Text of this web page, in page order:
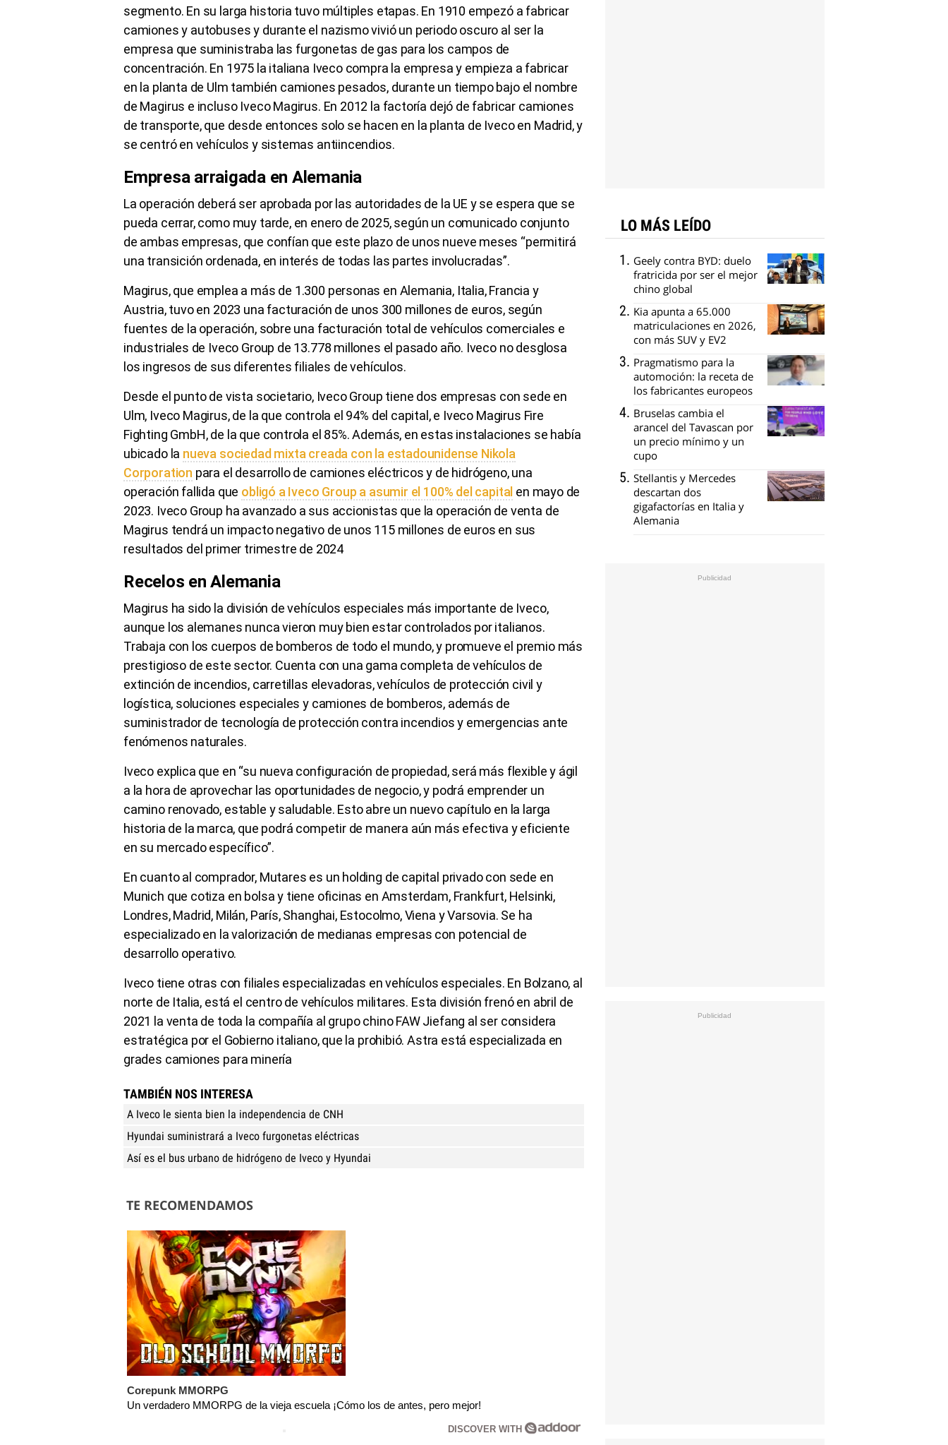
segmento. En su larga historia tuvo múltiples etapas. En 1910 empezó a fabricar
camiones y autobuses y durante el nazismo vivió un periodo oscuro al ser la
empresa que suministraba las furgonetas de gas para los campos de
concentración. En 1975 la italiana Iveco compra la empresa y empieza a fabricar
en la planta de Ulm también camiones pesados, durante un tiempo bajo el nombre
de Magirus e incluso Iveco Magirus. En 2012 la factoría dejó de fabricar camiones
de transporte, que desde entonces solo se hacen en la planta de Iveco en Madrid, y
se centró en vehículos y sistemas antiincendios.
Empresa arraigada en Alemania
La operación deberá ser aprobada por las autoridades de la UE y se espera que se
pueda cerrar, como muy tarde, en enero de 2025, según un comunicado conjunto
de ambas empresas, que confían que este plazo de unos nueve meses “permitirá
una transición ordenada, en interés de todas las partes involucradas”.
Magirus, que emplea a más de 1.300 personas en Alemania, Italia, Francia y
Austria, tuvo en 2023 una facturación de unos 300 millones de euros, según
fuentes de la operación, sobre una facturación total de vehículos comerciales e
industriales de Iveco Group de 13.778 millones el pasado año. Iveco no desglosa
los ingresos de sus diferentes filiales de vehículos.
Desde el punto de vista societario, Iveco Group tiene dos empresas con sede en
Ulm, Iveco Magirus, de la que controla el 94% del capital, e Iveco Magirus Fire
Fighting GmbH, de la que controla el 85%. Además, en estas instalaciones se había
ubicado la nueva sociedad mixta creada con la estadounidense Nikola
Corporation para el desarrollo de camiones eléctricos y de hidrógeno, una
operación fallida que obligó a Iveco Group a asumir el 100% del capital en mayo de
2023. Iveco Group ha avanzado a sus accionistas que la operación de venta de
Magirus tendrá un impacto negativo de unos 115 millones de euros en sus
resultados del primer trimestre de 2024
Recelos en Alemania
Magirus ha sido la división de vehículos especiales más importante de Iveco,
aunque los alemanes nunca vieron muy bien estar controlados por italianos.
Trabaja con los cuerpos de bomberos de todo el mundo, y promueve el premio más
prestigioso de este sector. Cuenta con una gama completa de vehículos de
extinción de incendios, carretillas elevadoras, vehículos de protección civil y
logística, soluciones especiales y camiones de bomberos, además de
suministrador de tecnología de protección contra incendios y emergencias ante
fenómenos naturales.
Iveco explica que en “su nueva configuración de propiedad, será más flexible y ágil
a la hora de aprovechar las oportunidades de negocio, y podrá emprender un
camino renovado, estable y saludable. Esto abre un nuevo capítulo en la larga
historia de la marca, que podrá competir de manera aún más efectiva y eficiente
en su mercado específico”.
En cuanto al comprador, Mutares es un holding de capital privado con sede en
Munich que cotiza en bolsa y tiene oficinas en Amsterdam, Frankfurt, Helsinki,
Londres, Madrid, Milán, París, Shanghai, Estocolmo, Viena y Varsovia. Se ha
especializado en la valorización de medianas empresas con potencial de
desarrollo operativo.
Iveco tiene otras con filiales especializadas en vehículos especiales. En Bolzano, al
norte de Italia, está el centro de vehículos militares. Esta división frenó en abril de
2021 la venta de toda la compañía al grupo chino FAW Jiefang al ser considera
estratégica por el Gobierno italiano, que la prohibió. Astra está especializada en
grades camiones para minería
TAMBIÉN NOS INTERESA
A Iveco le sienta bien la independencia de CNH
Hyundai suministrará a Iveco furgonetas eléctricas
Así es el bus urbano de hidrógeno de Iveco y Hyundai
TE RECOMENDAMOS
Corepunk MMORPG
Un verdadero MMORPG de la vieja escuela ¡Cómo los de antes, pero mejor!
DISCOVER WITH
LO MÁS LEÍDO
Geely contra BYD: duelo
fratricida por ser el mejor
chino global
Kia apunta a 65.000
matriculaciones en 2026,
con más SUV y EV2
Pragmatismo para la
automoción: la receta de
los fabricantes europeos
Bruselas cambia el
arancel del Tavascan por
un precio mínimo y un
cupo
Stellantis y Mercedes
descartan dos
gigafactorías en Italia y
Alemania